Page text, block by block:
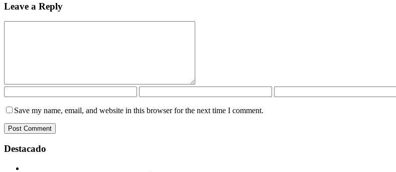
Leave a Reply
Save my name, email, and website in this browser for the next time I comment.
Destacado